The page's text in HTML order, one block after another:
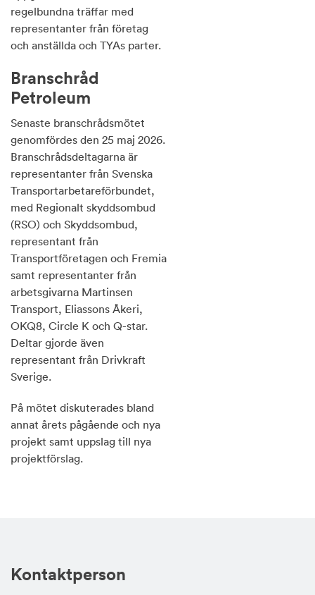
regelbundna träffar med
representanter från företag
och anställda och TYAs parter.
Branschråd
Petroleum
Senaste branschrådsmötet
genomfördes den 25 maj 2026.
Branschrådsdeltagarna är
representanter från Svenska
Transportarbetareförbundet,
med Regionalt skyddsombud
(RSO) och Skyddsombud,
representant från
Transportföretagen och Fremia
samt representanter från
arbetsgivarna Martinsen
Transport, Eliassons Åkeri,
OKQ8, Circle K och Q-star.
Deltar gjorde även
representant från Drivkraft
Sverige.
På mötet diskuterades bland
annat årets pågående och nya
projekt samt uppslag till nya
projektförslag.
Kontaktperson